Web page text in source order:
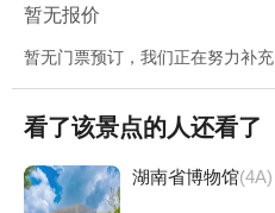
暂无报价
暂无门票预订，我们正在努力补充
看了该景点的人还看了
湖南省博物馆(4A)